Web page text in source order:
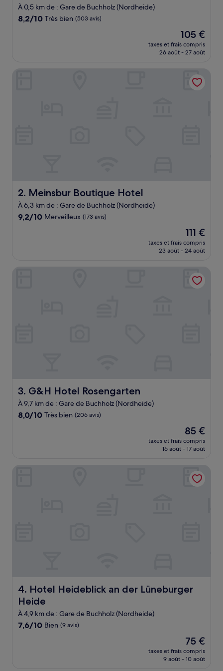
4.0 étoiles
À 0,5 km de : Gare de Buchholz (Nordheide)
8.2
8,2/10 Très bien (503 avis)
Le
nouveau
prix
de
105 €
105 €
taxes et frais compris
26 août - 27 août
2. Meinsbur Boutique Hotel
Meinsbur Boutique Hotel
À 6,3 km de : Gare de Buchholz (Nordheide)
9.2
9,2/10 Merveilleux (173 avis)
Le
nouveau
prix
de
111 €
111 €
taxes et frais compris
23 août - 24 août
3. G&H Hotel Rosengarten
G&H Hotel Rosengarten
À 9,7 km de : Gare de Buchholz (Nordheide)
8.0
8,0/10 Très bien (206 avis)
Le
nouveau
prix
de
85 €
85 €
taxes et frais compris
16 août - 17 août
4. Hotel Heideblick an der Lüneburger
Heide
Hotel Heideblick an der Lüneburger Heide
À 4,9 km de : Gare de Buchholz (Nordheide)
7.6
7,6/10 Bien (9 avis)
Le
nouveau
prix
75 €
taxes et frais compris
9 août - 10 août